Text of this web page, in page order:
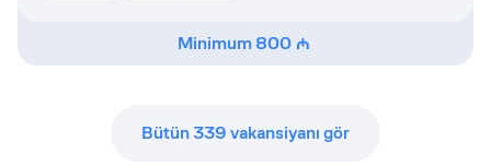
Minimum800
Bütün339vakansiyanı gör